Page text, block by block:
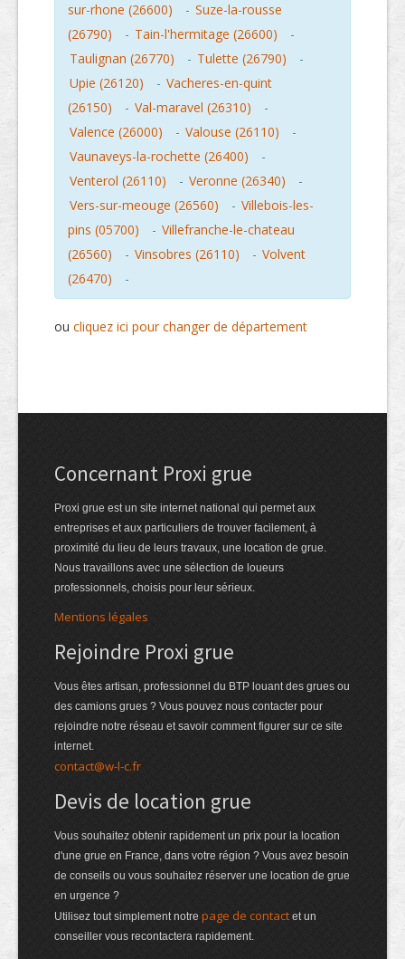
sur-rhone (26600)
- Suze-la-rousse
(26790)
- Tain-l'hermitage (26600)
-
Taulignan (26770)
- Tulette (26790)
-
Upie (26120)
- Vacheres-en-quint
(26150)
- Val-maravel (26310)
-
Valence (26000)
- Valouse (26110)
-
Vaunaveys-la-rochette (26400)
-
Venterol (26110)
- Veronne (26340)
-
Vers-sur-meouge (26560)
- Villebois-les-
pins (05700)
- Villefranche-le-chateau
(26560)
- Vinsobres (26110) - Volvent
(26470)
-
ou cliquez ici pour changer de département
Concernant Proxi grue
Proxi grue est un site internet national qui permet aux
entreprises et aux particuliers de trouver facilement, à
proximité du lieu de leurs travaux, une location de grue.
Nous travaillons avec une sélection de loueurs
professionnels, choisis pour leur sérieux.
Mentions légales
Rejoindre Proxi grue
Vous êtes artisan, professionnel du BTP louant des grues ou
des camions grues ? Vous pouvez nous contacter pour
rejoindre notre réseau et savoir comment figurer sur ce site
internet.
contact@w-l-c.fr
Devis de location grue
Vous souhaitez obtenir rapidement un prix pour la location
d'une grue en France, dans votre région ? Vous avez besoin
de conseils ou vous souhaitez réserver une location de grue
en urgence ?
Utilisez tout simplement notre page de contact et un
conseiller vous recontactera rapidement.